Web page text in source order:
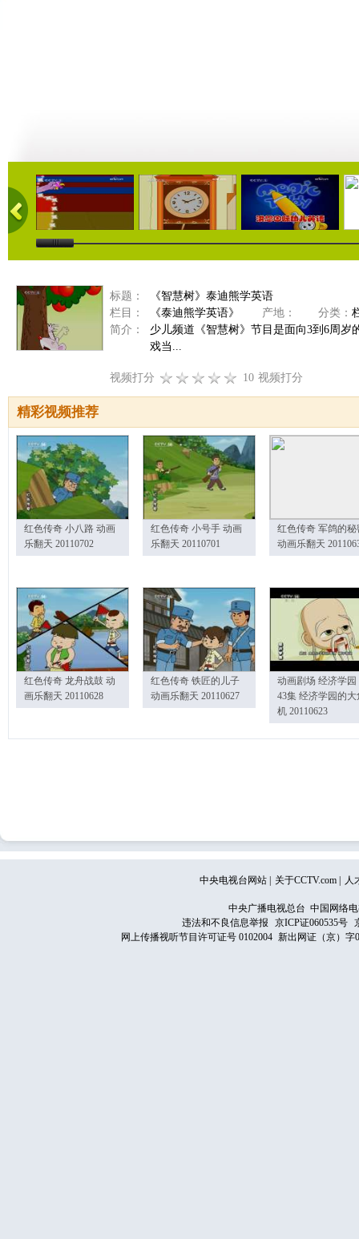
05:03 06:23 06:17
标题：
《智慧树》泰迪熊学英语
栏目：
《泰迪熊学英语》 产地： 分类：
简介：
少儿频道《智慧树》节目是面向3到6周
戏当...
视频打分 10 视频打分
精彩视频推荐
红色传奇 小八路 动画
乐翻天 20110702
红色传奇 小号手 动画
乐翻天 20110701
红色传奇 军鸽的秘
动画乐翻天
红色传奇 龙舟战鼓 动
画乐翻天 20110628
红色传奇 铁匠的儿子
动画乐翻天 20110627
动画剧场 经济学园
43集 经济学园的大
机 20110623
中央电视台网站 关于CCTV.com 人
中央广播电视总台 中国网络
违法和不良信息举报
京ICP证060535号
网上传播视听节目许可证号 0102004 新出网证（京）